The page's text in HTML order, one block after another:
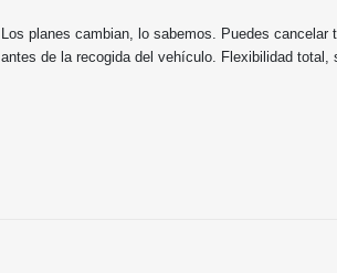
Los planes cambian, lo sabemos. Puedes
antes de la recogida del vehículo. Flexibilidad total,